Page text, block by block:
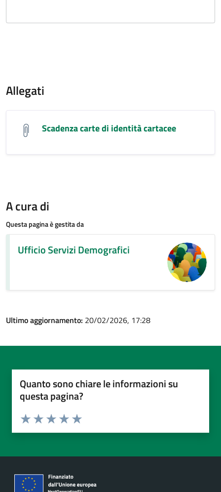
Allegati
Scadenza carte di identità cartacee
A cura di
Questa pagina è gestita da
Ufficio Servizi Demografici
Ultimo aggiornamento: 20/02/2026, 17:28
Quanto sono chiare le informazioni su
questa pagina?
Valuta da 1 a 5 stelle la pagina
Valuta 5 stelle su 5
Valuta 4 stelle su 5
Valuta 3 stelle su 5
Valuta 2 stelle su 5
Valuta 1 stelle su 5